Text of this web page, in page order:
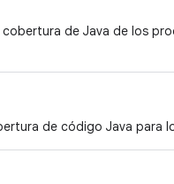
de Java de los
de código Java para